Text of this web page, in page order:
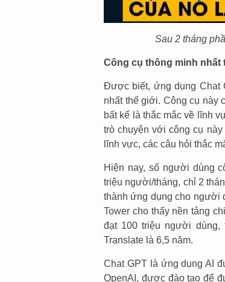
Sau 2 tháng
Công cụ thông minh nhất
Được biết, ứng dụng Chat
nhất thế giới. Công cụ này
bất kể là thắc mắc về lĩnh
trò chuyện với công cụ
lĩnh vực, các câu hỏi thắc
Hiện nay, số người dùng
triệu người/tháng, chỉ 2
thành ứng dụng cho người
Tower cho thấy nền tảng
đạt 100 triệu người dùng,
Translate là 6,5 năm.
Chat GPT là ứng dụng AI
OpenAI, được đào tạo để